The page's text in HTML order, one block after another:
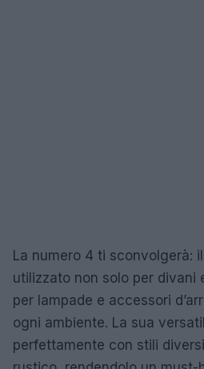
La numero 4 ti sconvolgerà:
utilizzato non solo per divani
per lampade e accessori
ogni ambiente. La sua
perfettamente con stili